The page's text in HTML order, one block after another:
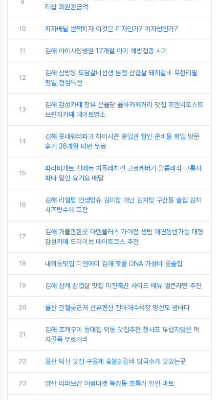
9
티샵 회원권금액
10 피자배달 번쩍피자 이것은 피자인가? 피자빵인가?
11 김해 아이사랑병원 17개월 아기 예방접종 시기
12
김해 삼방동 도담갈비선생 본점 삼겹살 돼지갈비 무한리필
평일 점심특선
13
김해 감성카페 장유 은율당 율하카페거리 맛집 프렌치토스트
브런치카페 데이트명소
14
김해 롯데워터파크 하이시즌 종일권 할인 준비물 평일 방문
후기 36개월 미만 무료
15
파리바게트 신메뉴 치폴레치킨 고로케버거 달콤바삭 크룽지
파바 할인 요기요 배달
16
김해 리얼펍 인생탕슈 김피탕 아닌 김치탕 구산동 술집 김치
치즈탕수육 포장
17
김해 가볼만한곳 아덴플러스 가야점 생림 애견동반가능 대형
감성카페 드라이브 데이트코스 추천
18 내외동맛집 디엔에이 김해 핫플 DNA 가성비 룸술집
19 김해 삼계 삼겹살 맛집 미진축산 사이드 메뉴 얼큰라면 추천
20 울산 간절곶근처 선뷰펜션 진하해수욕장 명선도 밤바다
21
김해 조개구이 등대집 외동 맛집추천 청사포 부럽지않은 먹
자골목 무로거리
22 울산 덕신 맛집 구울계 숯불닭갈비 닭국수가 맛있는곳
23 양산 리퍼브샵 어썸마켓 북정동 초특가 할인 마트